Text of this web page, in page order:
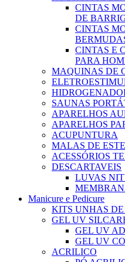
CINTAS
DE
CINTAS
CINTAS E
PARA
MAQUINAS DE
SAUNAS
APARELHOS
APARELHOS
ACUPUNTURA
MALAS DE
ACESSÓRIOS
DESCARTAVEIS
LUVAS
Manicure e Pedicure
KITS UNHAS
GEL UV
GEL UV
GEL UV
ACRILICO